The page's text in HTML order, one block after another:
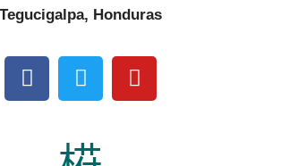
Tegucigalpa, Honduras